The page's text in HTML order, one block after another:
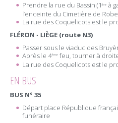
Prendre la rue du Bassin (1 ère à
l’enceinte du Cimetière de
La rue des Coquelicots est le
FLÉRON - LIÈGE (route N3)
Passer sous le viaduc des
Après le 4ème feu, tourner à
La rue des Coquelicots est le
EN BUS
BUS N° 35
Départ place République
funéraire